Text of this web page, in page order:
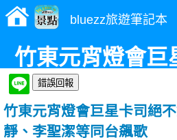
bluezz旅遊筆記本
竹東元宵燈會巨
過，偶像藝人郭
同台
竹東元宵燈會巨星卡司絕
靜、李聖潔等同台飆歌